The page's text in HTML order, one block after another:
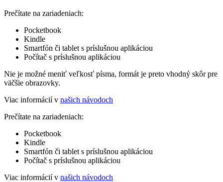
Prečítate na zariadeniach:
Pocketbook
Kindle
Smartfón či tablet s príslušnou aplikáciou
Počítač s príslušnou aplikáciou
Nie je možné meniť veľkosť písma, formát je preto vhodný skôr pre
väčšie obrazovky.
Viac informácií v našich návodoch
Prečítate na zariadeniach:
Pocketbook
Kindle
Smartfón či tablet s príslušnou aplikáciou
Počítač s príslušnou aplikáciou
Viac informácií v našich návodoch